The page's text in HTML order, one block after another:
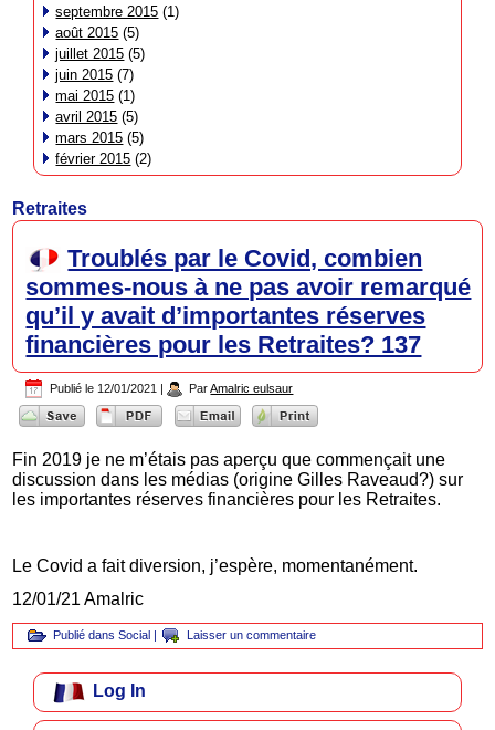
septembre 2015 (1)
août 2015 (5)
juillet 2015 (5)
juin 2015 (7)
mai 2015 (1)
avril 2015 (5)
mars 2015 (5)
février 2015 (2)
Retraites
Troublés par le Covid, combien
sommes-nous à ne pas avoir remarqué
qu’il y avait d’importantes réserves
financières pour les Retraites? 137
Publié le 12/01/2021 | Par Amalric eulsaur
Fin 2019 je ne m’étais pas aperçu que commençait une
discussion dans les médias (origine Gilles Raveaud?) sur
les importantes réserves financières pour les Retraites.
Le Covid a fait diversion, j’espère, momentanément.
12/01/21 Amalric
Publié dans Social | Laisser un commentaire
Log In